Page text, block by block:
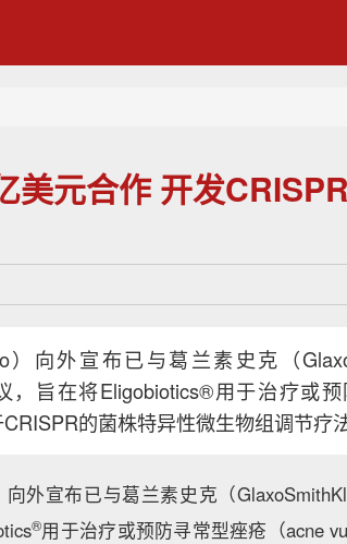
元合作 开发
向外宣布已与葛兰素史克（
，旨在将Eligobiotics®用于治疗或
的菌株特异性微生物组调节疗法
外宣布已与葛兰素史克（
®用于治疗或预防寻常型痤疮（acne